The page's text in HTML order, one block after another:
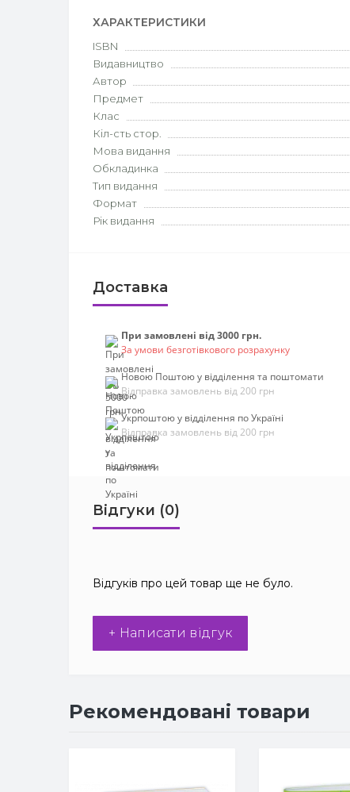
ХАРАКТЕРИСТИКИ
ISBN
Видавництво
Автор
Предмет
Клас
Кіл-сть стор.
Мова видання
Обкладинка
Тип видання
Формат
Рік видання
Доставка
При замовлені від 3000 грн.
За умови безготівкового розрахунку
Новою Поштою у відділення та поштомати
Відправка замовлень від 200 грн
Укрпоштою у відділення по Україні
Відправка замовлень від 200 грн
Відгуки (0)
Відгуків про цей товар ще не було.
+ Написати відгук
Рекомендовані товари